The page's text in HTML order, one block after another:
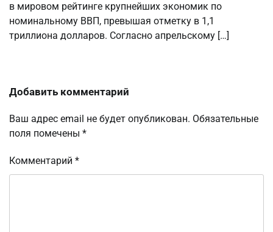
в мировом рейтинге крупнейших экономик по
номинальному ВВП, превышая отметку в 1,1
триллиона долларов. Согласно апрельскому […]
Добавить комментарий
Ваш адрес email не будет опубликован. Обязательные
поля помечены *
Комментарий *